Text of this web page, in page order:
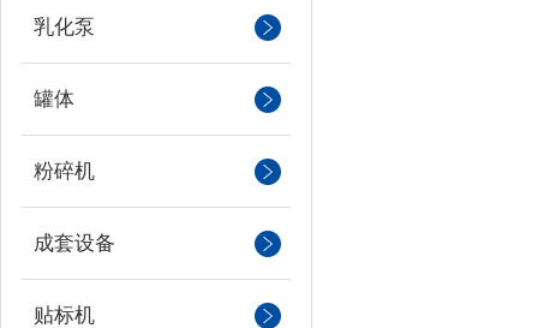
乳化泵
罐体
粉碎机
成套设备
贴标机